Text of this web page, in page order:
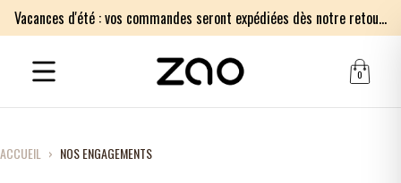
Vacances d'été : vos commandes seront expédiées dès notre retour le lundi 17 août. Merci pour votre patience.
0
ACCUEIL › NOS ENGAGEMENTS